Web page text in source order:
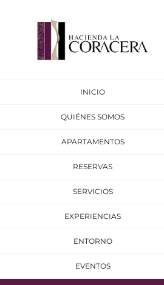
contenido
INICIO
QUIÉNES SOMOS
APARTAMENTOS
RESERVAS
SERVICIOS
EXPERIENCIAS
ENTORNO
EVENTOS